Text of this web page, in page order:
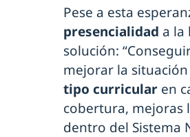
Pese a esta
presencialidad a la
solución:
mejorar la
tipo curricular en
cobertura, mejoras
dentro del Sistema